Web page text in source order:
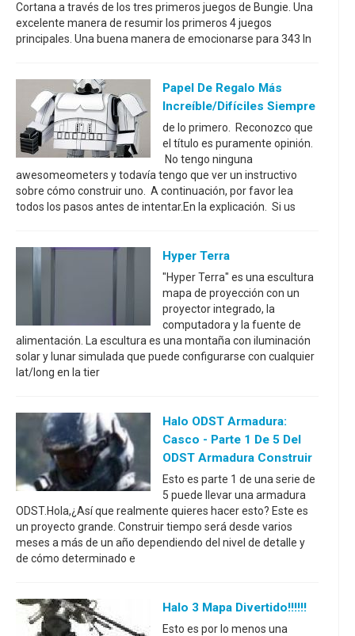
Cortana a través de los tres primeros juegos de Bungie. Una
excelente manera de resumir los primeros 4 juegos
principales. Una buena manera de emocionarse para 343 In
Papel De Regalo Más
Increíble/difíciles Siempre
de lo primero. Reconozco que
el título es puramente opinión.
No tengo ninguna
awesomeometers y todavía tengo que ver un instructivo
sobre cómo construir uno. A continuación, por favor lea
todos los pasos antes de intentar.En la explicación. Si us
Hyper Terra
"Hyper Terra" es una escultura
mapa de proyección con un
proyector integrado, la
computadora y la fuente de
alimentación. La escultura es una montaña con iluminación
solar y lunar simulada que puede configurarse con cualquier
lat/long en la tier
Halo ODST Armadura:
Casco - Parte 1 De 5 Del
ODST Armadura Construir
Esto es parte 1 de una serie de
5 puede llevar una armadura
ODST.Hola,¿Así que realmente quieres hacer esto? Este es
un proyecto grande. Construir tiempo será desde varios
meses a más de un año dependiendo del nivel de detalle y
de cómo determinado e
Halo 3 Mapa Divertido!!!!!!
Esto es por lo menos una